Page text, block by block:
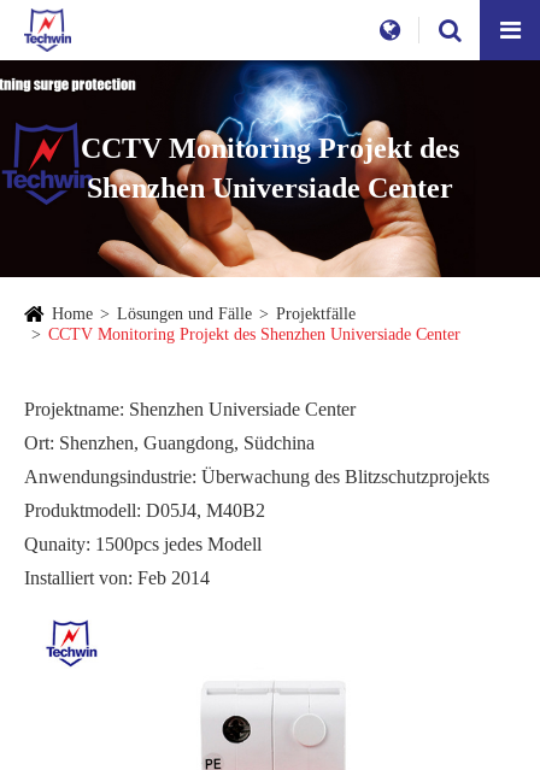
CCTV Monitoring Projekt des
Shenzhen Universiade Center
Home Lösungen und Fälle
Projektfälle
CCTV Monitoring Projekt des Shenzhen Universiade Center
Projektname: Shenzhen Universiade Center
Ort: Shenzhen, Guangdong, Südchina
Anwendungsindustrie: Überwachung des Blitzschutzprojekts
Produktmodell: D05J4, M40B2
Qunaity: 1500pcs jedes Modell
Installiert von: Feb 2014